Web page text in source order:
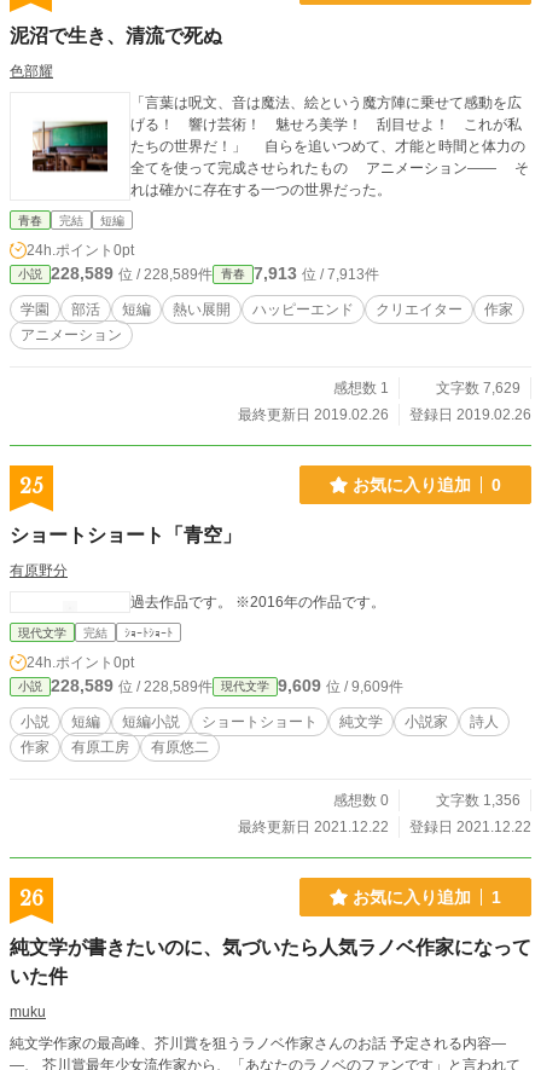
泥沼で生き、清流で死ぬ
色部耀
「言葉は呪文、音は魔法、絵という魔方陣に乗せて感動を広
げる！ 響け芸術！ 魅せろ美学！ 刮目せよ！ これが私
たちの世界だ！」 自らを追いつめて、才能と時間と体力の
全てを使って完成させられたもの アニメーション―― そ
れは確かに存在する一つの世界だった。
青春 完結 短編
24h.ポイント 0pt
小説 228,589 位 / 228,589件 青春 7,913 位 / 7,913件
学園 部活 短編 熱い展開 ハッピーエンド クリエイター
作家
アニメーション
感想数 1
文字数 7,629
最終更新日 2019.02.26
登録日 2019.02.26
25 お気に入り追加 0
ショートショート「青空」
有原野分
過去作品です。 ※2016年の作品です。
現代文学 完結 ｼｮｰﾄｼｮｰﾄ
24h.ポイント 0pt
小説 228,589 位 / 228,589件 現代文学 9,609 位 / 9,609件
小説 短編 短編小説 ショートショート 純文学 小説家
詩人
作家
有原工房 有原悠二
感想数 0
文字数 1,356
最終更新日 2021.12.22
登録日 2021.12.22
26 お気に入り追加 1
純文学が書きたいのに、気づいたら人気ラノベ作家になって
いた件
muku
純文学作家の最高峰、芥川賞を狙うラノベ作家さんのお話 予定される内容―
―、 芥川賞最年少女流作家から、「あなたのラノベのファンです」と言われて